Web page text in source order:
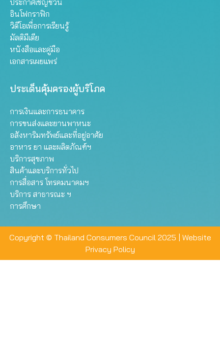
ประกาศเชิญชวน
อินโฟกราฟิก
วิดีโอเพื่อการเรียนรู้
มัลติมีเดีย
หนังสือและคู่มือ
เอกสารเผยแพร่
ประเด็นคุ้มครองผู้บริโภค
การเงินและการธนาคาร
การขนส่งและยานพาหนะ
อสังหาริมทรัพย์และที่อยู่อาศัย
อาหาร ยา และผลิตภัณฑ์ฯ
บริการสุขภาพ
สินค้าและบริการทั่วไป
การสื่อสาร โทรคมนาคมฯ
บริการ สาธารณะ ฯ
การศึกษา
Copyright © Thailand Consumers Council 2025 | Website
Privacy Policy